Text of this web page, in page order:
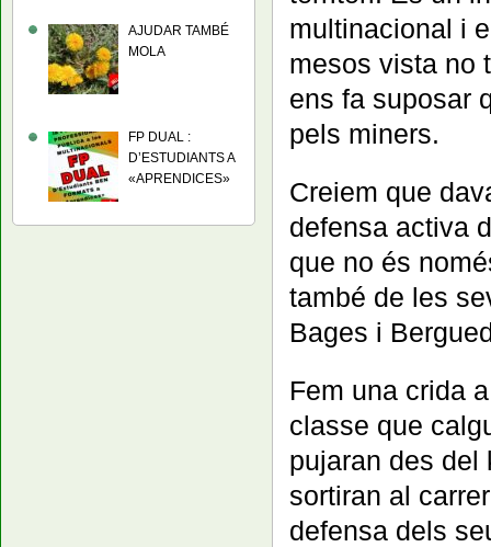
multinacional i
mesos vista no
ens fa suposar
pels miners.
Creiem que
defensa activa
que no és
també de les
Bages i
Fem una crida
classe que
pujaran des del
sortiran al
defensa dels
AJUDAR TAMBÉ
MOLA
FP DUAL :
D’ESTUDIANTS A
«APRENDICES»